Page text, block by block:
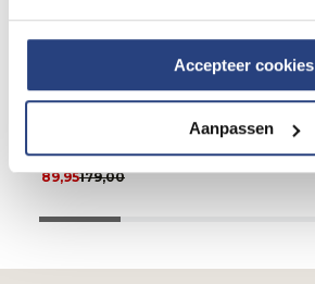
Accepteer cookies
Aanpassen
Replay X OFM. Benni Chino
179,00
89,95